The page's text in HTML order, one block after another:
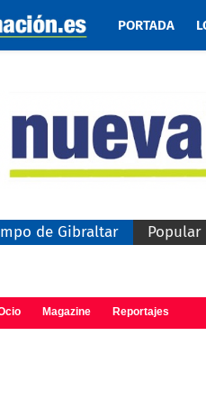
PORTADA
de Gibraltar Popular
Magazine Reportajes